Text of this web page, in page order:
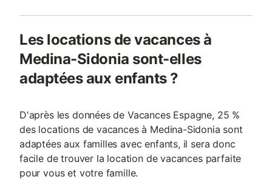
Les locations de vacances à
Medina-Sidonia sont-elles
adaptées aux enfants ?
D'après les données de Vacances Espagne, 25 %
des locations de vacances à Medina-Sidonia sont
adaptées aux familles avec enfants, il sera donc
facile de trouver la location de vacances parfaite
pour vous et votre famille.